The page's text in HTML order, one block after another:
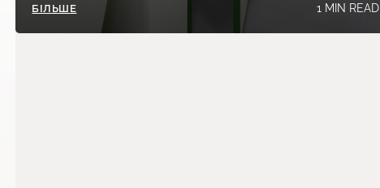
БІЛЬШЕ 1 MIN READ